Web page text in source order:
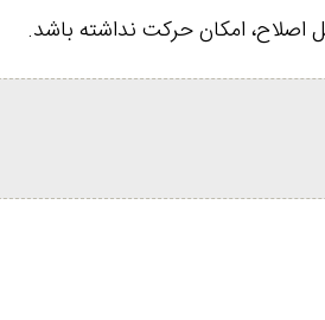
اصلاح، امکان حرکت نداشته باشد.